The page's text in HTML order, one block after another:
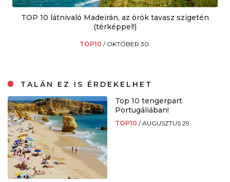
TOP 10 látnivaló Madeirán, az örök tavasz szigetén
(térképpel!)
TOP10 / OKTÓBER 30.
TALÁN EZ IS ÉRDEKELHET
Top 10 tengerpart
Portugáliában!
TOP10 /AUGUSZTUS 29.